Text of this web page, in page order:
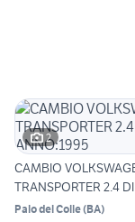
2
CAMBIO
TRANSPORTER 2.4
ANNO:1995
Palo del Colle(BA)